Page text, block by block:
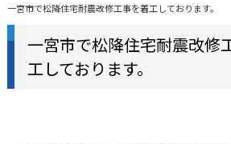
一宮市で松降住宅耐震改修工事を着工しております。
一宮市で松降住宅耐震改修
工しております。